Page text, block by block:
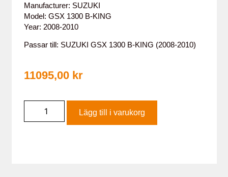
Manufacturer: SUZUKI
Model: GSX 1300 B-KING
Year: 2008-2010
Passar till: SUZUKI GSX 1300 B-KING (2008-2010)
11095,00 kr
Lägg till i varukorg